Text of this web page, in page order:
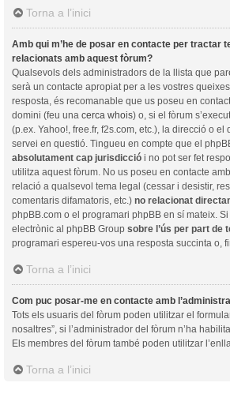
Torna a l’inici
Amb qui m’he de posar en contacte per tractar
relacionats amb aquest fòrum?
Qualsevols dels administradors de la llista que
serà un contacte apropiat per a les vostres
resposta, és recomanable que us poseu en
domini (feu una cerca whois) o, si el fòrum
(p.ex. Yahoo!, free.fr, f2s.com, etc.), la direcció o el
servei en questió. Tingueu en compte que el
absolutament cap jurisdicció i no pot ser fet
utilitza aquest fòrum. No us poseu en contacte
relació a qualsevol tema legal (cessar i desistir,
comentaris difamatoris, etc.) no relacionat
phpBB.com o el programari phpBB en sí mateix.
electrònic al phpBB Group sobre l’ús per part de
programari espereu-vos una resposta succinta o,
Torna a l’inici
Com puc posar-me en contacte amb
Tots els usuaris del fòrum poden utilitzar el
nosaltres”, si l’administrador del fòrum n’ha
Els membres del fòrum també poden utilitzar
Torna a l’inici